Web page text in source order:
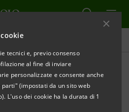
tecnici e, previo consenso
al fine di inviare
personalizzate e consente anche
(impostati da un sito web
L'uso dei cookie ha la durata di 1
VINCENTI 2022»
“IMPRESE VINCENTI”